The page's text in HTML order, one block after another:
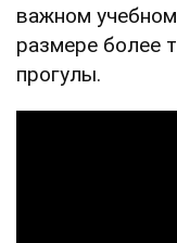
важном
размере более
прогулы.